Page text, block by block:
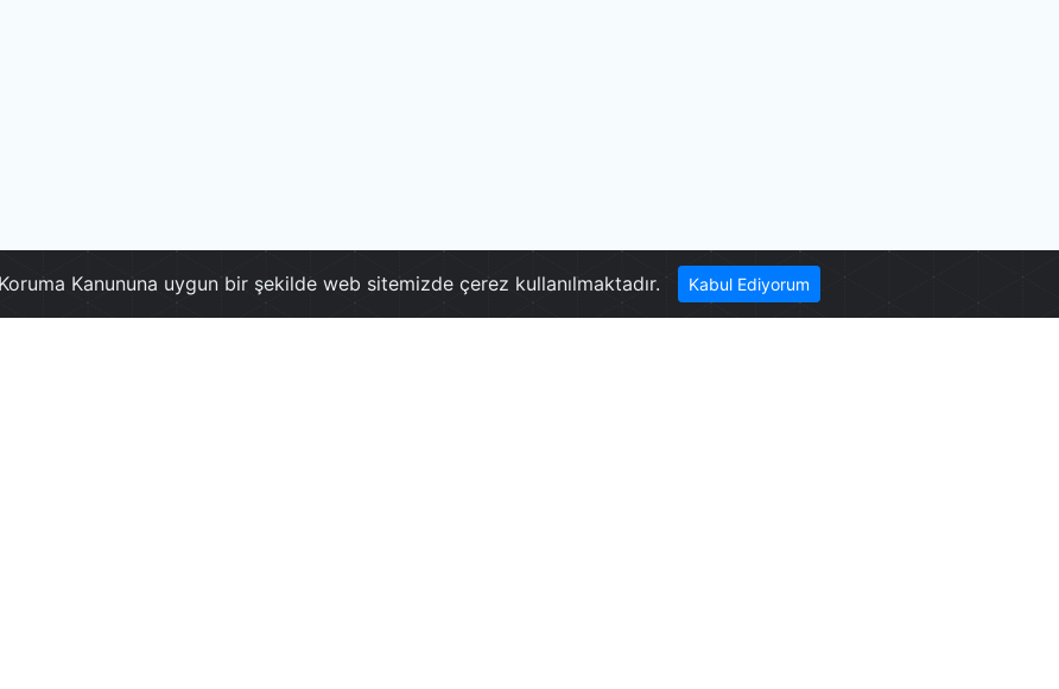
Kanununa uygun bir şekilde web sitemizde çerez kullanılmaktadır. Kabul Ediyorum